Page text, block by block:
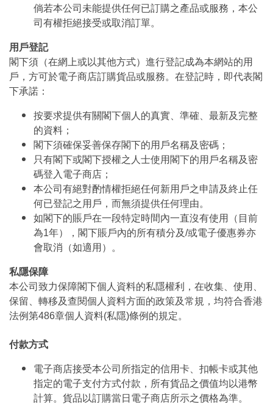
倘若本公司未能提供任何已訂購之產品或服務，本公
司有權拒絕接受或取消訂單。
用戶登記
閣下須（在網上或以其他方式）進行登記成為本網站的用
戶，方可於電子商店訂購貨品或服務。在登記時，即代表閣
下承諾：
按要求提供有關閣下個人的真實、準確、最新及完整
的資料；
閣下須確保妥善保存閣下的用戶名稱及密碼；
只有閣下或閣下授權之人士使用閣下的用戶名稱及密
碼登入電子商店；
本公司有絕對酌情權拒絕任何新用戶之申請及終止任
何已登記之用戶，而無須提供任何理由。
如閣下的賬戶在一段特定時間內一直沒有使用（目前
為1年），閣下賬戶內的所有積分及/或電子優惠券亦
會取消（如適用）。
私隱保障
本公司致力保障閣下個人資料的私隱權利，在收集、使用、
保留、轉移及查閱個人資料方面的政策及常規，均符合香港
法例第486章個人資料(私隱)條例的規定。
付款方式
電子商店接受本公司所指定的信用卡、扣帳卡或其他
指定的電子支付方式付款，所有貨品之價值均以港幣
計算。貨品以訂購當日電子商店所示之價格為準。